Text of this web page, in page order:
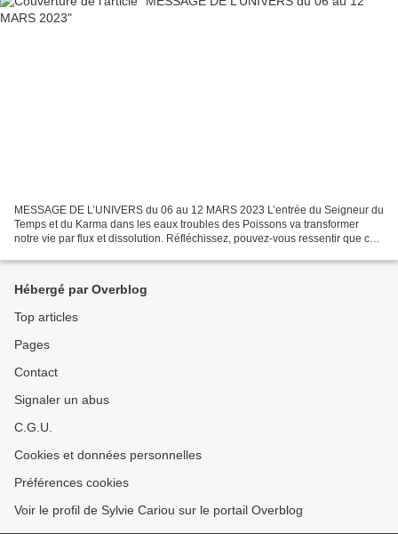
MESSAGE DE L’UNIVERS du 06 au 12 MARS 2023 L’entrée du Seigneur du
Temps et du Karma dans les eaux troubles des Poissons va transformer
notre vie par flux et dissolution. Réfléchissez, pouvez-vous ressentir que ce
Hébergé par Overblog
Top articles
Pages
Contact
Signaler un abus
C.G.U.
Cookies et données personnelles
Préférences cookies
Voir le profil de Sylvie Cariou sur le portail Overblog